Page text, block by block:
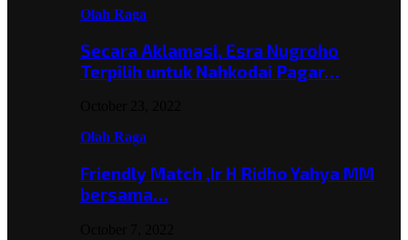
Olah Raga
Secara Aklamasi, Esra Nugroho
Terpilih untuk Nahkodai Pagar…
Olah Raga
Friendly Match ,Ir H Ridho Yahya MM
bersama…